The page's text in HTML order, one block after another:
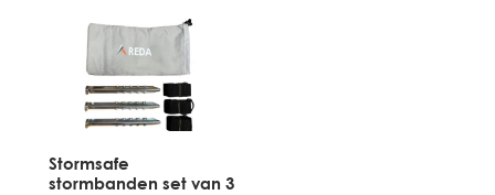
Stormsafe
stormbanden set van 3